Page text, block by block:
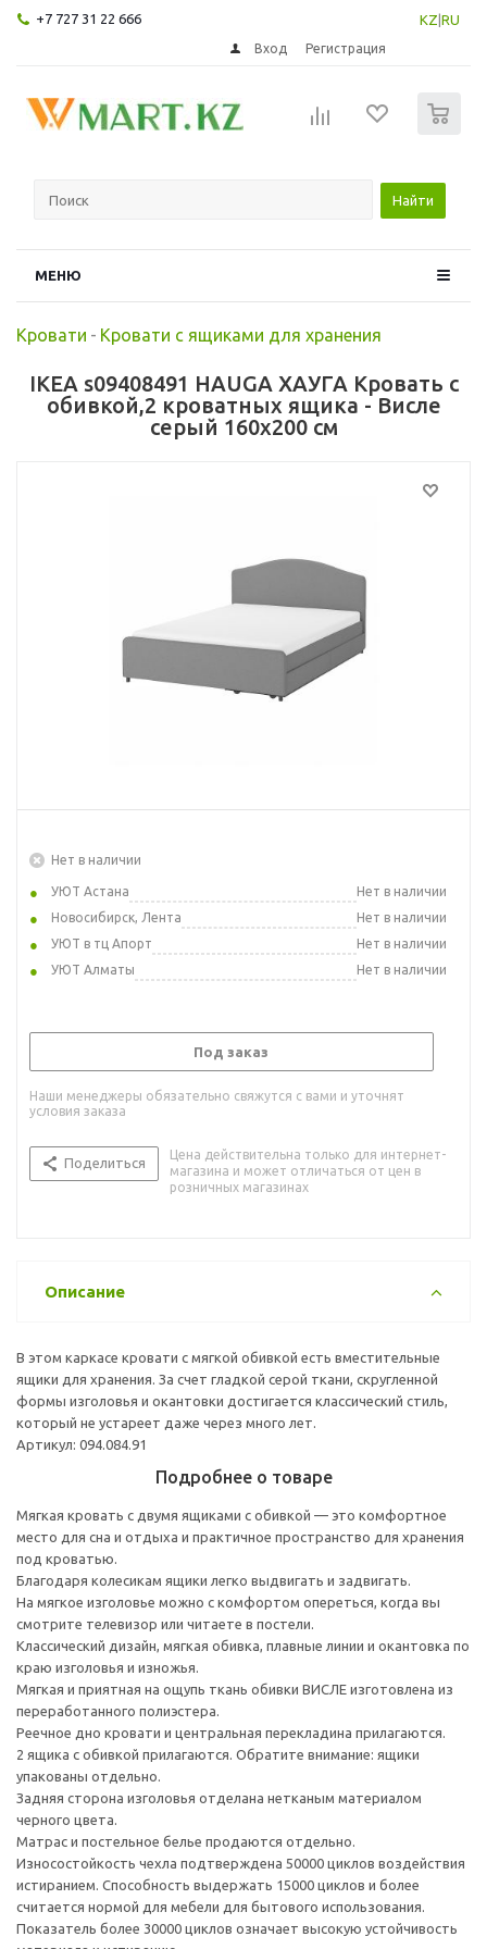
+7 727 31 22 666 KZ RU
Вход Регистрация
Найти
МЕНЮ
Кровати - Кровати с ящиками для хранения
IKEA s09408491 HAUGA ХАУГА Кровать с
обивкой,2 кроватных ящика - Висле
серый 160x200 см
Нет в наличии
УЮТ Астана
Нет в наличии
Новосибирск, Лента
Нет в наличии
УЮТ в тц Апорт
Нет в наличии
УЮТ Алматы
Нет в наличии
Под заказ
Наши менеджеры обязательно свяжутся с вами и уточнят
условия заказа
Поделиться
Цена действительна только для интернет-
магазина и может отличаться от цен в
розничных магазинах
Описание
В этом каркасе кровати с мягкой обивкой есть вместительные
ящики для хранения. За счет гладкой серой ткани, скругленной
формы изголовья и окантовки достигается классический стиль,
который не устареет даже через много лет.
Артикул: 094.084.91
Подробнее о товаре
Мягкая кровать с двумя ящиками с обивкой — это комфортное
место для сна и отдыха и практичное пространство для хранения
под кроватью.
Благодаря колесикам ящики легко выдвигать и задвигать.
На мягкое изголовье можно с комфортом опереться, когда вы
смотрите телевизор или читаете в постели.
Классический дизайн, мягкая обивка, плавные линии и окантовка по
краю изголовья и изножья.
Мягкая и приятная на ощупь ткань обивки ВИСЛЕ изготовлена из
переработанного полиэстера.
Реечное дно кровати и центральная перекладина прилагаются.
2 ящика с обивкой прилагаются. Обратите внимание: ящики
упакованы отдельно.
Задняя сторона изголовья отделана нетканым материалом
черного цвета.
Матрас и постельное белье продаются отдельно.
Износостойкость чехла подтверждена 50000 циклов воздействия
истиранием. Способность выдержать 15000 циклов и более
считается нормой для мебели для бытового использования.
Показатель более 30000 циклов означает высокую устойчивость